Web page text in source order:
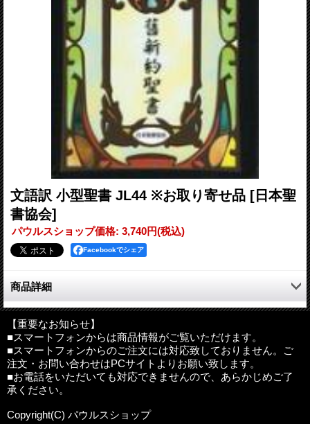
文語訳 小型聖書 JL44 ※お取り寄せ品 [日本聖
書協会]
パウルスショップ価格: 3,740円(税込)
Facebookでシェア
商品詳細
ヘボンらを中心とした翻訳委員社中および聖書翻訳出版常置委員
会により翻訳され、聖書協会として初めて発行した記念すべき日
本語聖書。愛読者が絶えない名訳です。
大正モダンをイメージした紙ジャケット掛け。
判型：A6判（左右116×天地155×厚さ38mm）
重量：約510g
文字の大きさ：7ポイント
【重要なお知らせ】
■スマートフォンからは商品情報がご覧いただけます。
■スマートフォンからのご注文には対応致しておりません。ご
注文・お問い合わせはPCサイトよりお願い致します。
■お電話をいただいても対応できませんので、あらかじめご了
承ください。
Copyright(C) パウルスショップ